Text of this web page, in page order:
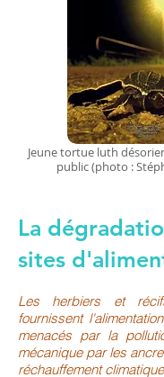
Jeune tortue luth
public (photo :
La
sites
Les herbiers et
fournissent
menacés par la
mécanique par les
réchauffement